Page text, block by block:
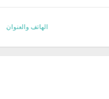
الهاتف والعنوان